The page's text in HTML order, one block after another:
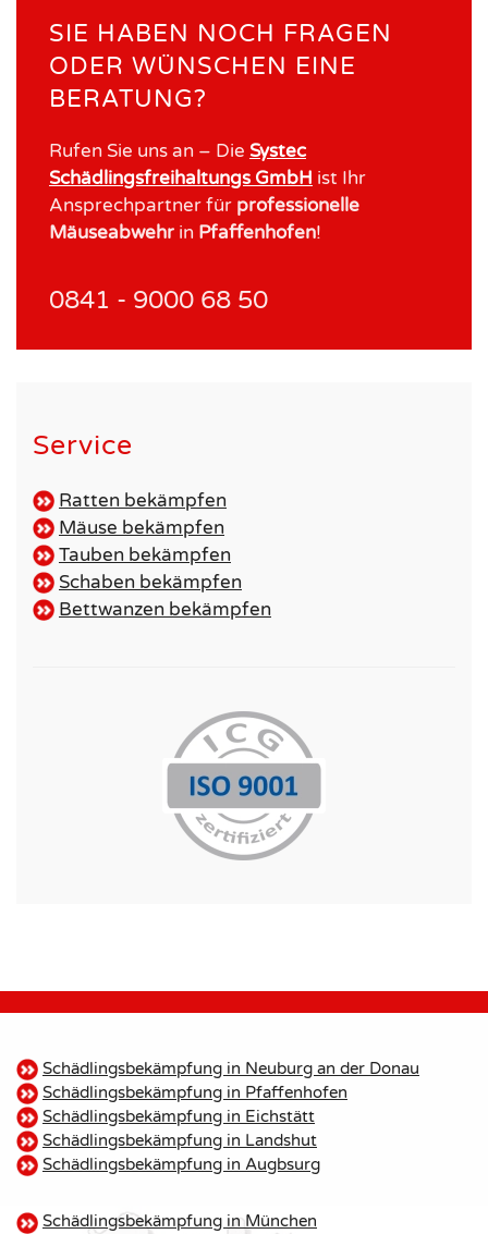
SIE HABEN NOCH FRAGEN
ODER WÜNSCHEN EINE
BERATUNG?
Rufen Sie uns an – Die Systec
Schädlingsfreihaltungs GmbH ist Ihr
Ansprechpartner für professionelle
Mäuseabwehr in Pfaffenhofen!
0841 - 9000 68 50
Service
Ratten bekämpfen
Mäuse bekämpfen
Tauben bekämpfen
Schaben bekämpfen
Bettwanzen bekämpfen
Schädlingsbekämpfung in Neuburg an der Donau
Schädlingsbekämpfung in Pfaffenhofen
Schädlingsbekämpfung in Eichstätt
Schädlingsbekämpfung in Landshut
Schädlingsbekämpfung in Augbsurg
Schädlingsbekämpfung in München